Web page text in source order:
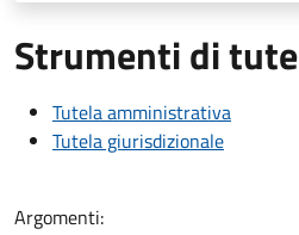
Strumenti di
Tutela amministrativa
Tutela giurisdizionale
Argomenti: